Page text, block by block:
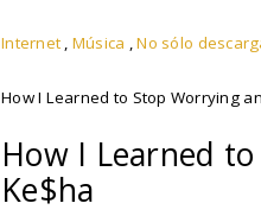
Internet , Música ,No sólo
How I Learned to Stop Worrying
How I Learned
Ke$ha